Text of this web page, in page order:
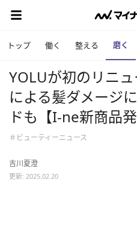
トップ 働く 整える 磨く
YOLUが初のリニ
による髪ダメージ
ドも【I-ne新商品
＃ビューティーニュース
吉川夏澄
更新: 2025.02.20